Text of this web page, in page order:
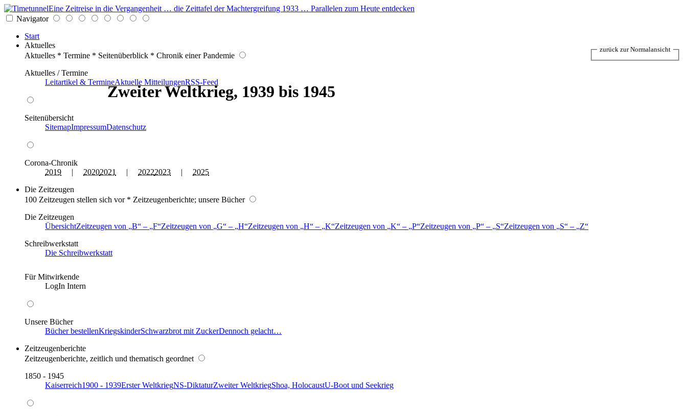
Eine Zeitreise in die Vergangenheit … die Zeittafel der Machtergreifung 1933 … Parallelen zum Heute entdecken
Navigator
Start
Aktuelles
Aktuelles * Termine * Seitenüberblick * Chronik einer Pandemie
Aktuelles / Termine
Leitartikel & TermineAktuelle MitteilungenRSS-Feed
Seitenübersicht
SitemapImpressumDatenschutz
Corona-Chronik
2019 | 20202021 | 20222023 | 2025
Die Zeitzeugen
100 Zeitzeugen stellen sich vor * Zeitzeugenberichte; unsere Bücher
Die Zeitzeugen
ÜbersichtZeitzeugen von B – F Zeitzeugen von G – H Zeitzeugen von H – K Zeitzeugen von K – P Zeitzeugen von P – S Zeitzeugen von S –
Z
Schreibwerkstatt
Die Schreibwerkstatt
Für Mitwirkende
LogIn Intern
Unsere Bücher
Bücher bestellenKriegskinderSchwarzbrot mit ZuckerDennoch gelacht…
Zeitzeugenberichte
Zeitzeugenberichte, zeitlich und thematisch geordnet
1850 - 1945
Kaiserreich1900 - 1939Erster WeltkriegNS-DiktaturZweiter WeltkriegShoa, HolocaustU-Boot und Seekrieg
Zweiter Weltkrieg, 1939 bis 1945
zurück zur Normalansicht